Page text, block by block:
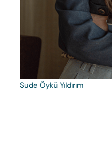
Sude Öykü Yıldırım